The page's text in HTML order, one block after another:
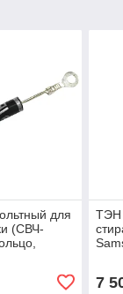
для
(СВЧ-
ТЭН
7